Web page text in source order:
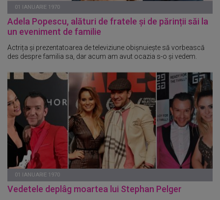
01 IANUARIE 1970
Adela Popescu, alături de fratele și de părinții săi la
un eveniment de familie
Actrița și prezentatoarea de televiziune obișnuiește să vorbească
des despre familia sa, dar acum am avut ocazia s-o și vedem.
01 IANUARIE 1970
Vedetele deplâg moartea lui Stephan Pelger